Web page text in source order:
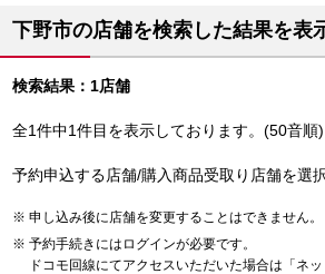
下野市の店舗を検索した結果を表
検索結果：1店舗
全1件中1件目を表示しております。(50音順)
予約申込する店舗/購入商品受取り店舗を選
申し込み後に店舗を変更することはできません。
予約手続きにはログインが必要です。
ドコモ回線にてアクセスいただいた場合は「ネ